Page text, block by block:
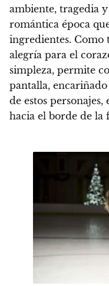
ambiente, tragedia
romántica época
ingredientes. Como
alegría para el
simpleza, permite
pantalla,
de estos
hacia el borde de la